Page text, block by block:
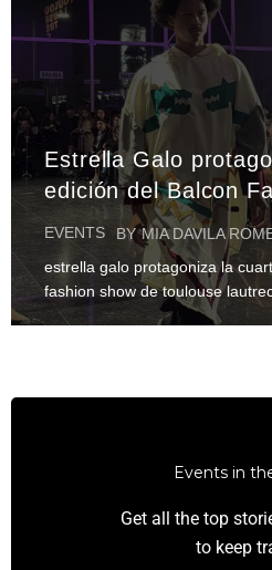
Estrella Galo
edición del Balcon
Toulouse Lautrec
EVENTS BY MIA DAVILA
estrella galo protagoniza la
fashion show de toulouse
Events in
Get all the top
to keep